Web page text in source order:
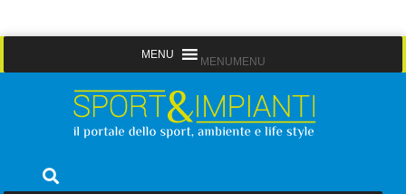
to
MENU MENU
Sport&Impianti